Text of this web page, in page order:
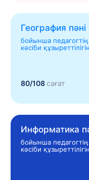
География пәні
бойынша
кәсіби
80/108сағат
Информатика
бойынша
кәсіби